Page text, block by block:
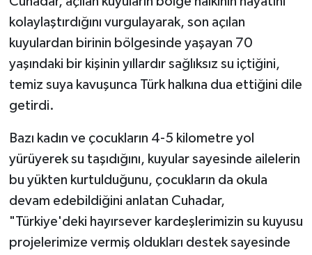
kolaylaştırdığını vurgulayarak, son açılan
kuyulardan birinin bölgesinde yaşayan 70
yaşındaki bir kişinin yıllardır sağlıksız su içtiğini,
temiz suya kavuşunca Türk halkına dua ettiğini dile
getirdi.
Bazı kadın ve çocukların 4-5 kilometre yol
yürüyerek su taşıdığını, kuyular sayesinde ailelerin
bu yükten kurtulduğunu, çocukların da okula
devam edebildiğini anlatan Cuhadar,
"Türkiye'deki hayırsever kardeşlerimizin su kuyusu
projelerimize vermiş oldukları destek sayesinde
Kırklareli Müftülüğü
Kırşehir Müftülüğü
Kocaeli Müftülüğü
Konya Müftülüğü
Kütahya Müftülüğü
Malatya Müftülüğü
Manisa Müftülüğü